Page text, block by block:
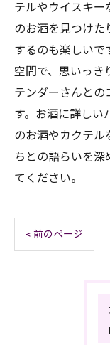
テルやウイスキー
のお酒を見つけた
するのも楽しいで
空間で、思いっき
テンダーさんとの
す。お酒に詳しい
のお酒やカクテル
ちとの語らいを深
てください。
< 前のページ